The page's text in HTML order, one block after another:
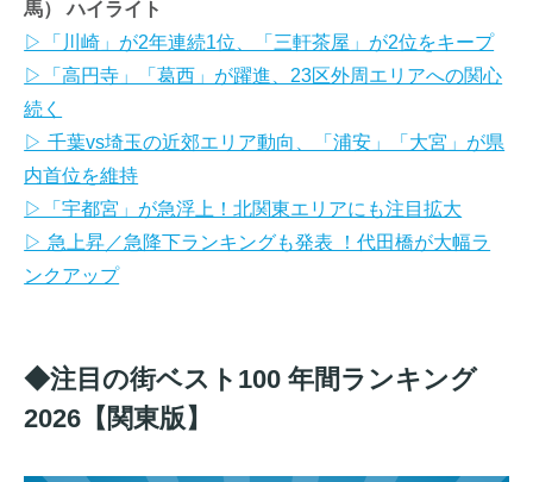
馬） ハイライト
▷「川崎」が2年連続1位、「三軒茶屋」が2位をキープ
▷「高円寺」「葛西」が躍進、23区外周エリアへの関心
続く
▷ 千葉vs埼玉の近郊エリア動向、「浦安」「大宮」が県
内首位を維持
▷「宇都宮」が急浮上！北関東エリアにも注目拡大
▷ 急上昇／急降下ランキングも発表 ！代田橋が大幅ラ
ンクアップ
◆注目の街ベスト100 年間ランキング
2026【関東版】